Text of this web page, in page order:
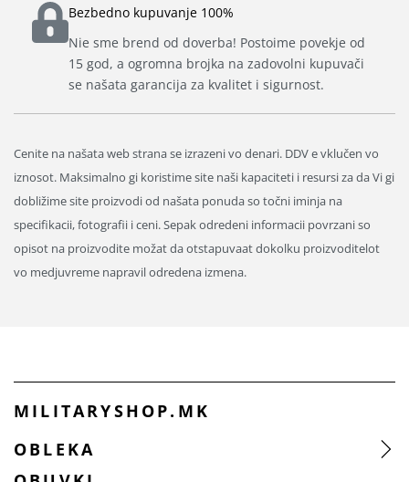
Bezbedno kupuvanje 100%
Nie sme brend od doverba! Postoime povekje od
15 god, a ogromna brojka na zadovolni kupuvači
se našata garancija za kvalitet i sigurnost.
Cenite na našata web strana se izrazeni vo denari. DDV e vklučen vo
iznosot. Maksimalno gi koristime site naši kapaciteti i resursi za da Vi gi
dobližime site proizvodi od našata ponuda so točni iminja na
specifikacii, fotografii i ceni. Sepak odredeni informacii povrzani so
opisot na proizvodite možat da otstapuvaat dokolku proizvoditelot
vo medjuvreme napravil odredena izmena.
MILITARYSHOP.MK
OBLEKA